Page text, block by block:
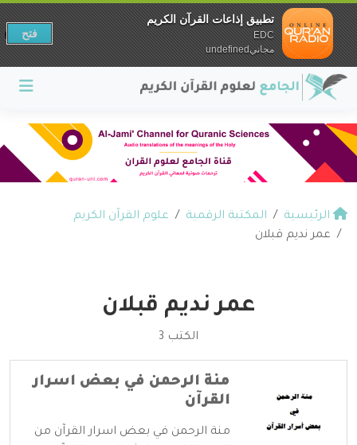
الرئيسية المكتبة الرقمية
علوم القرآن الكريم
عمر نديم قبلان
عمر نديم قبلان
الكتب 3
منة الرحمن في بعض اسرار
القرآن
منة الرحمن في بعض اسرار القرآن من
تطبيق إذاعات القرآن الكريم
EDC
مجانيundefined
فتح